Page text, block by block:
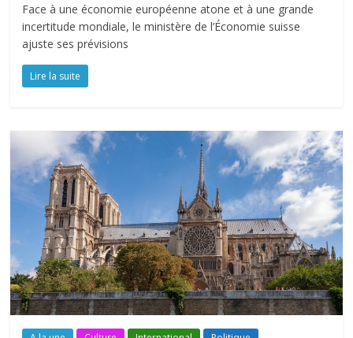
Face à une économie européenne atone et à une grande
incertitude mondiale, le ministère de l’Économie suisse
ajuste ses prévisions
Lire la suite